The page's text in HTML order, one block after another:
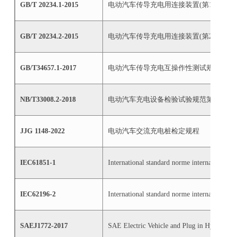
GB/T 20234.1-2015 电动汽车传导充电用连接装置(第1部
GB/T 20234.2-2015 电动汽车传导充电用连接装置(第2部
GB/T34657.1-2017 电动汽车传导充电互操作性测试规范
NB/T33008.2-2018 电动汽车充电设备检验试验规范第2
JJG 1148-2022 电动汽车交流充电桩检定规程
IEC61851-1 International standard norme
IEC62196-2 International standard norme
SAEJ1772-2017 SAE Electric Vehicle and Plug in